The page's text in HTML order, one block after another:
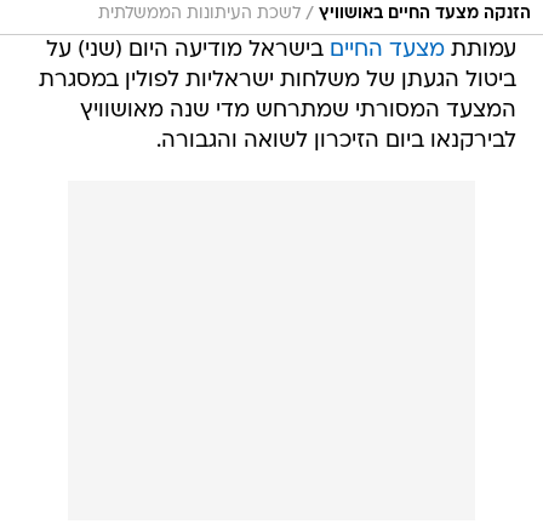
הזנקה מצעד החיים באושוויץ / לשכת העיתונות הממשלתית
עמותתמצעד החיים בישראל מודיעה היום (שני) על
ביטול הגעתן של משלחות ישראליות לפולין במסגרת
המצעד המסורתי שמתרחש מדי שנה מאושוויץ
לבירקנאו ביום הזיכרון לשואה והגבורה.